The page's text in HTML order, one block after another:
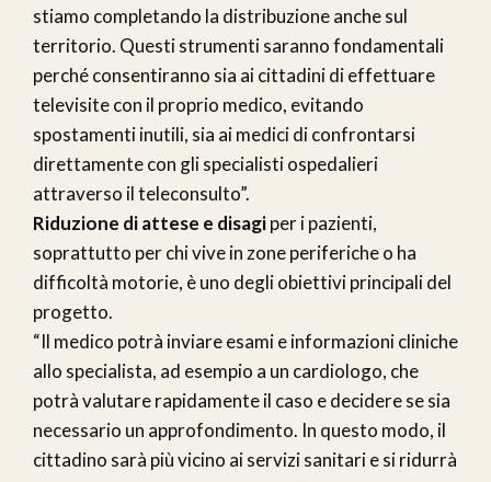
stiamo completando la distribuzione anche sul
territorio. Questi strumenti saranno fondamentali
perché consentiranno sia ai cittadini di effettuare
televisite con il proprio medico, evitando
spostamenti inutili, sia ai medici di confrontarsi
direttamente con gli specialisti ospedalieri
attraverso il teleconsulto”.
Riduzione di attese e disagiper i pazienti,
soprattutto per chi vive in zone periferiche o ha
difficoltà motorie, è uno degli obiettivi principali del
progetto.
“Il medico potrà inviare esami e informazioni cliniche
allo specialista, ad esempio a un cardiologo, che
potrà valutare rapidamente il caso e decidere se sia
necessario un approfondimento. In questo modo, il
cittadino sarà più vicino ai servizi sanitari e si ridurrà